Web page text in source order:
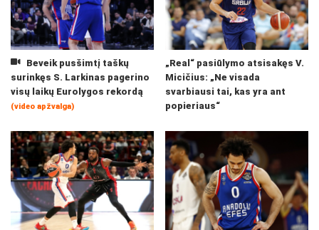
Beveik pusšimtį taškų
surinkęs S. Larkinas pagerino
visų laikų Eurolygos rekordą
(video apžvalga)
„Real“ pasiūlymo atsisakęs V.
Micičius: „Ne visada
svarbiausi tai, kas yra ant
popieriaus“